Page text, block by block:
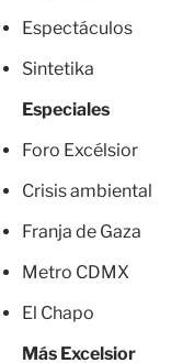
Espectáculos
Sintetika
Especiales
Foro Excélsior
Crisis ambiental
Franja de Gaza
Metro CDMX
El Chapo
Más Excelsior